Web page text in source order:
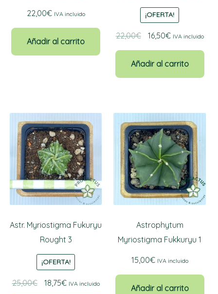
22,00€ IVA incluido
Añadir al carrito
¡OFERTA!
22,00€
El
original
16,50€El
actual
IVA incluido
Añadir al carrito
Astr. Myriostigma Fukuryu
Rought 3
¡OFERTA!
25,00€
El18,75€ElIVA incluido
Astrophytum
Myriostigma Fukkuryu 1
15,00€ IVA incluido
Añadir al carrito